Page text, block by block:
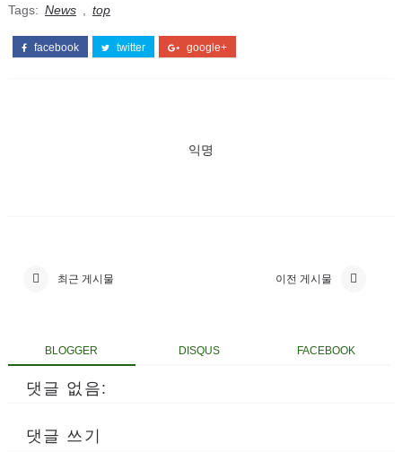
Tags: News top
facebook twitter google+
익명
최근 게시물 이전 게시물
BLOGGER DISQUS FACEBOOK
댓글 없음:
댓글 쓰기